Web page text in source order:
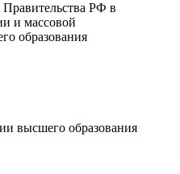
РФ в
и массовой
образования
высшего образования